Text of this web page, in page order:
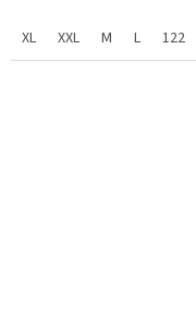
změkčující látky mash.
XL XXL M L 122